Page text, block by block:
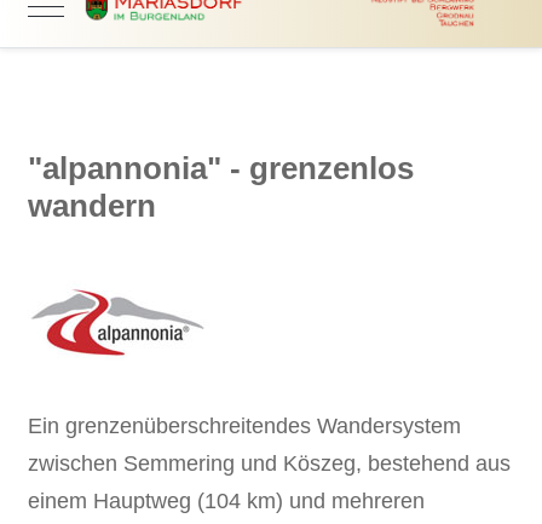
"alpannonia" - grenzenlos
wandern
Ein grenzenüberschreitendes Wandersystem
zwischen Semmering und Köszeg, bestehend aus
einem Hauptweg (104 km) und mehreren